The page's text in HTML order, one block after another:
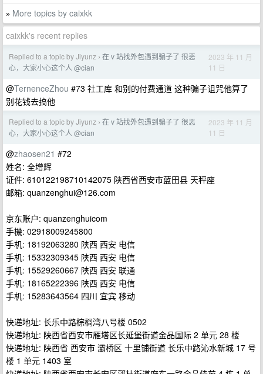
» More topics by caixkk
caixkk's recent replies
Replied to a topic by Jiyunz › 在 v 站找外包遇到骗子了 很恶
心，大家小心这个人 @cian
2023 年 11 月
11 日
@TernenceZhou #73 社工库 和别的付费通道 这种骗子诅咒他算了
别花钱去搞他
Replied to a topic by Jiyunz › 在 v 站找外包遇到骗子了 很恶
心，大家小心这个人 @cian
2023 年 11 月
11 日
@zhaosen21 #72
姓名: 全增辉
证件: 610122198710142075 陕西省西安市蓝田县 天秤座
邮箱: quanzenghui@126.com
京东账户: quanzenghuicom
手機: 02918009245800
手机: 18192063280 陕西 西安 电信
手机: 15332309345 陕西 西安 电信
手机: 15529260667 陕西 西安 联通
手机: 18165222396 陕西 西安 电信
手机: 15283643564 四川 宜宾 移动
快递地址: 长乐中路棕榈湾八号楼 0502
快递地址: 陕西省西安市雁塔区长延堡街道金品国际 2 单元 28 楼
快递地址: 陕西省 西安市 灞桥区 十里铺街道 长乐中路沁水新城 17 号
楼 1 单元 1403 室